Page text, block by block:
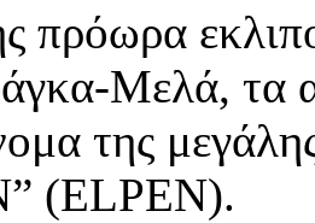
πρόωρα
Μελά, τα
της
(ELPEN).